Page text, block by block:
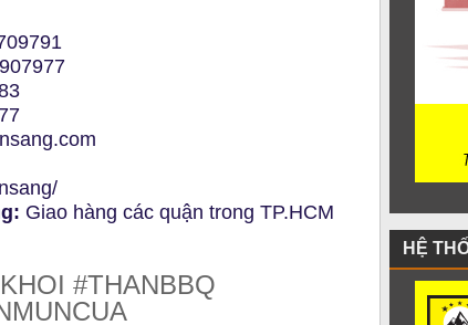
Giao hàng các quận trong TP.HCM
#THANBBQ
HỆ